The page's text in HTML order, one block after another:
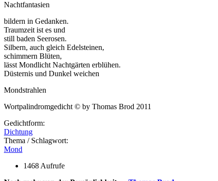
Nachtfantasien
bildern in Gedanken.
Traumzeit ist es und
still baden Seerosen.
Silbern, auch gleich Edelsteinen,
schimmern Blüten,
lässt Mondlicht Nachtgärten erblühen.
Düsternis und Dunkel weichen
Mondstrahlen
Wortpalindromgedicht © by Thomas Brod 2011
Gedichtform:
Dichtung
Thema / Schlagwort:
Mond
1468 Aufrufe